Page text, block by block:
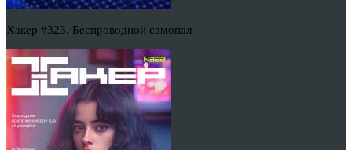
Хакер #323. Беспроводной самопал